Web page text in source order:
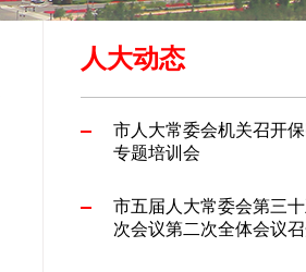
人大动态
市人大常委会机关召开
专题培训会
市五届人大常委会第三
次会议第二次全体会议